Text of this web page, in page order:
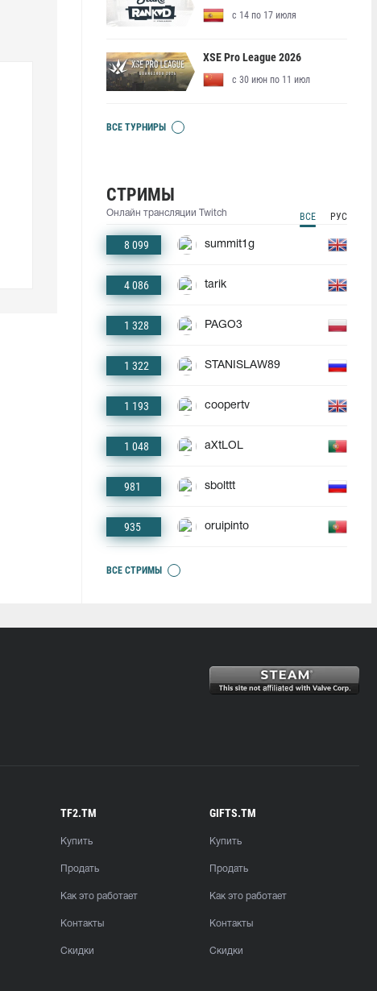
с 14 по 17 июля
XSE Pro League 2026
с 30 июн по 11 июл
ВСЕ ТУРНИРЫ
СТРИМЫ
Онлайн трансляции Twitch ВСЕ РУС
8 099 summit1g
4 086 tarik
1 328 PAGO3
1 322 STANISLAW89
1 193 coopertv
1 048 aXtLOL
981 sbolttt
935 oruipinto
ВСЕ СТРИМЫ
TF2.TM
Купить
Продать
Как это работает
Контакты
Скидки
GIFTS.TM
Купить
Продать
Как это работает
Контакты
Скидки